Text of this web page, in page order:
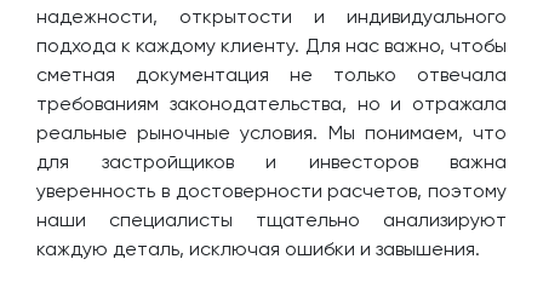
надежности, открытости и индивидуального
подхода к каждому клиенту. Для нас важно, чтобы
сметная документация не только отвечала
требованиям законодательства, но и отражала
реальные рыночные условия. Мы понимаем, что
для застройщиков и инвесторов важна
уверенность в достоверности расчетов, поэтому
наши специалисты тщательно анализируют
каждую деталь, исключая ошибки и завышения.